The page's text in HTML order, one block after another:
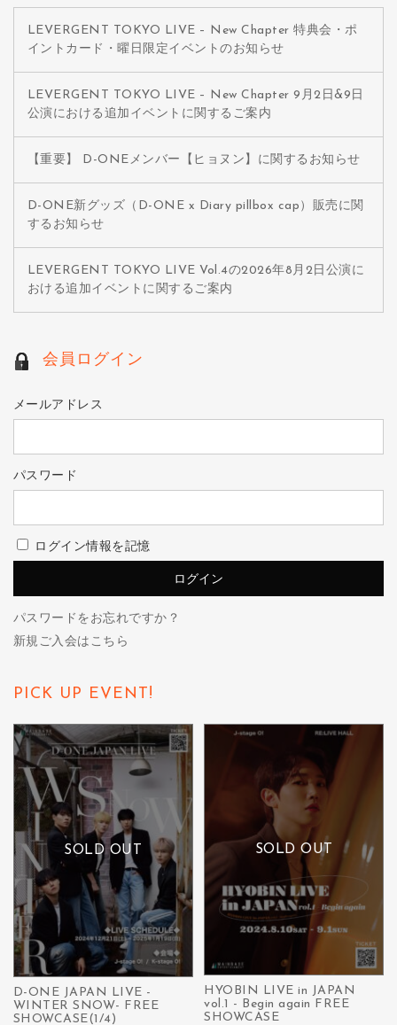
LEVERGENT TOKYO LIVE – New Chapter 特典会・ポ
イントカード・曜日限定イベントのお知らせ
LEVERGENT TOKYO LIVE – New Chapter 9月2日&9日
公演における追加イベントに関するご案内
【重要】 D-ONEメンバー【ヒョヌン】に関するお知らせ
D-ONE新グッズ（D-ONE x Diary pillbox cap）販売に関
するお知らせ
LEVERGENT TOKYO LIVE Vol.4の2026年8月2日公演に
おける追加イベントに関するご案内
会員ログイン
メールアドレス
パスワード
ログイン情報を記憶
パスワードをお忘れですか？
新規ご入会はこちら
PICK UP EVENT!
SOLD OUT
D-ONE JAPAN LIVE -
WINTER SNOW- FREE
SHOWCASE(1/4)
SOLD OUT
HYOBIN LIVE in JAPAN
vol.1 - Begin again FREE
SHOWCASE